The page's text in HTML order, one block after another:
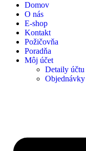
Domov
O nás
E-shop
Kontakt
Požičovňa
Poradňa
Môj účet
Detaily účtu
Objednávky